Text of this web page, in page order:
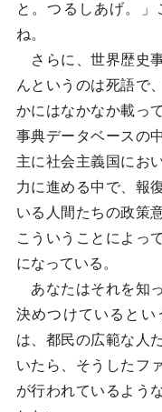
と。つるしあげ。
ね。
さらに、世界歴史
んというのは死語で
かにはなかなか載っ
事典データベースの
主に社会主義国にお
力に進める中で、報
いる人間たちの政策
こういうことによっ
になっている。
あなたはそれを知
決めつけているとい
は、都民の広範な人
いたら、そうしたフ
が行われているよう